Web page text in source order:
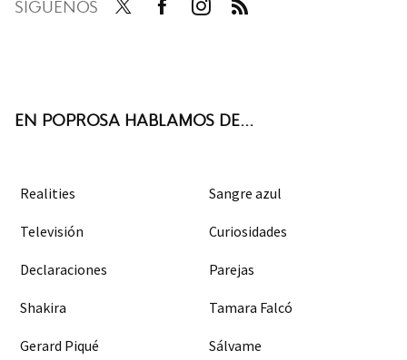
SÍGUENOS
EN POPROSA HABLAMOS DE...
Realities Sangre azul
Televisión Curiosidades
Declaraciones Parejas
Shakira Tamara Falcó
Gerard Piqué Sálvame